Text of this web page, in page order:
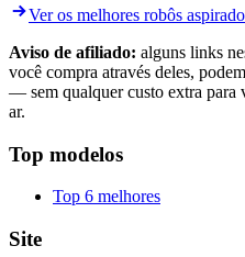
Ver os melhores robôs
Aviso de afiliado: alguns links
você compra através deles,
— sem qualquer custo extra para
ar.
Top modelos
Top 6 melhores
Site